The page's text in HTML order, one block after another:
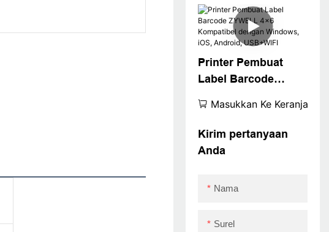
Printer Pembuat
Label Barcode
Kompatibel dengan
Windows, iOS,
Android, USB+WIFI
Masukkan Ke Keranjang
Kirim pertanyaan
Anda
Nama
Surel